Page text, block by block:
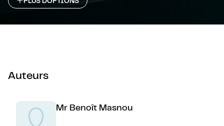
Auteurs
Mr Benoît Masnou